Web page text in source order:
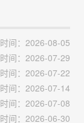
间：2026-08-05
间：2026-07-29
间：2026-07-22
间：2026-07-14
间：2026-07-08
间：2026-06-30